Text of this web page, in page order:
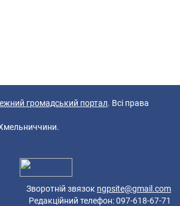
громадський портал. Всі права
Зворотній звязок ngpsite@gmail.com
Редакційний телефон: 097-618-67-71